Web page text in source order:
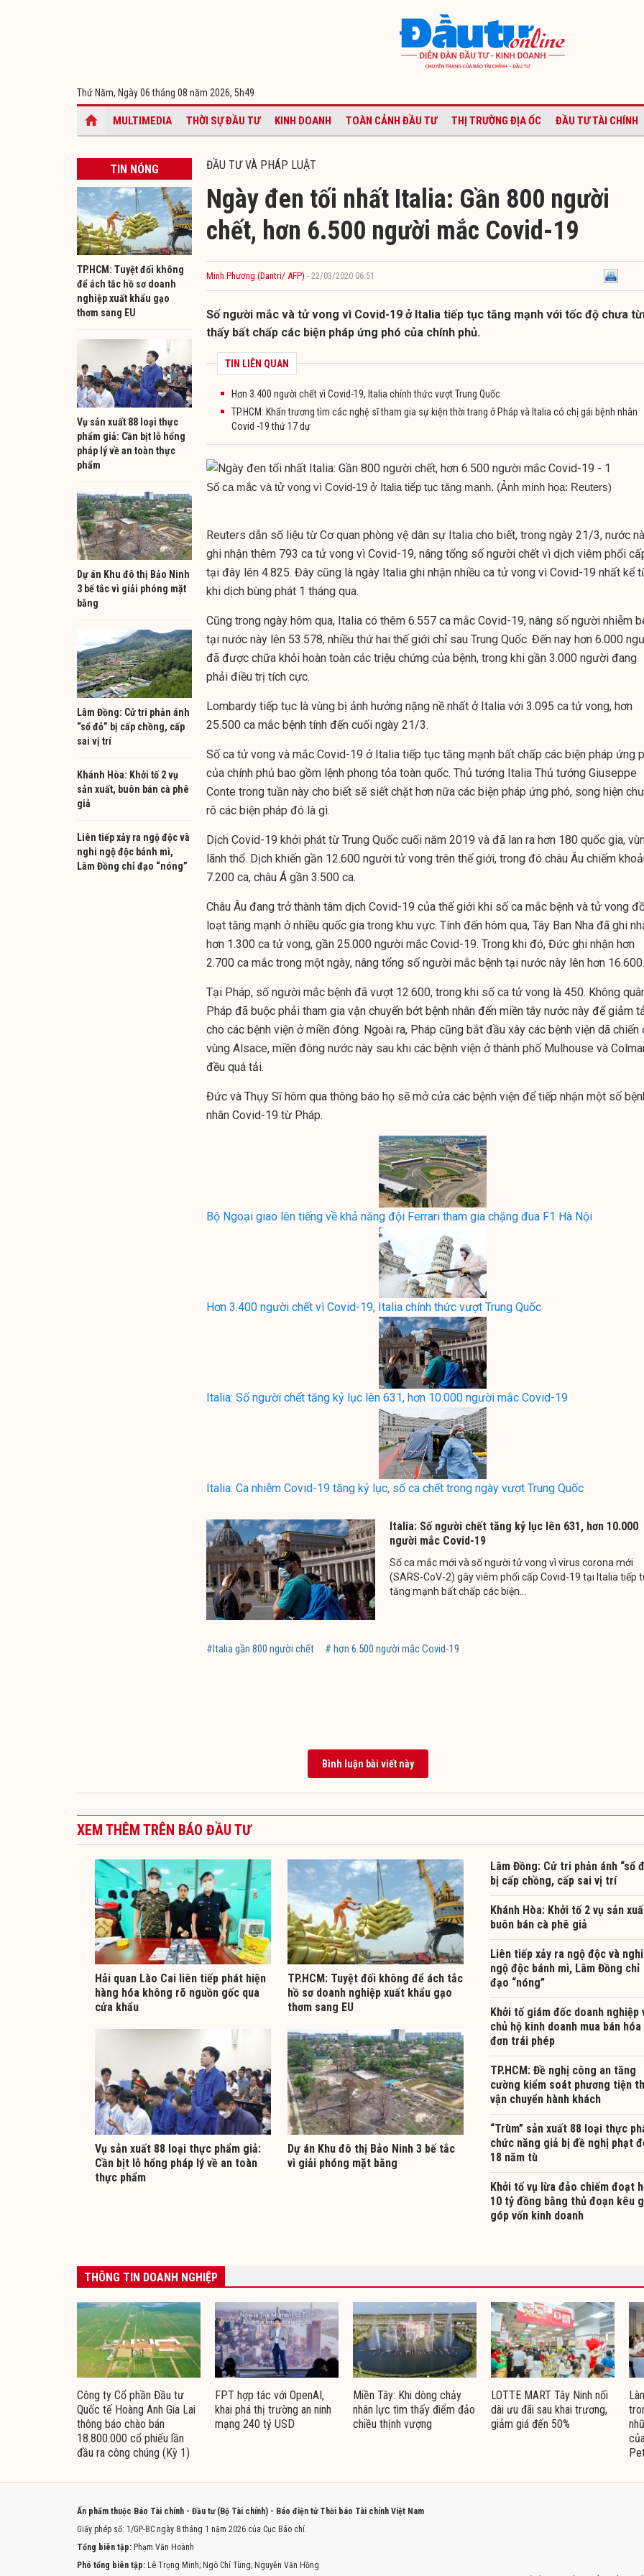
Thứ Năm, Ngày 06 tháng 08 năm 2026, 5h49
MULTIMEDIA THỜI SỰ ĐẦU TƯ KINH DOANH TOÀN CẢNH ĐẦU TƯ THỊ TRƯỜNG ĐỊA ỐC ĐẦU TƯ TÀI CHÍNH
TIN NÓNG
TP.HCM: Tuyệt đối không
để ách tắc hồ sơ doanh
nghiệp xuất khẩu gạo
thơm sang EU
Vụ sản xuất 88 loại thực
phẩm giả: Cần bịt lỗ hổng
pháp lý về an toàn thực
phẩm
Dự án Khu đô thị Bảo Ninh
3 bế tắc vì giải phóng mặt
bằng
Lâm Đồng: Cử tri phản ánh
“sổ đỏ” bị cấp chồng, cấp
sai vị trí
Khánh Hòa: Khởi tố 2 vụ
sản xuất, buôn bán cà phê
giả
Liên tiếp xảy ra ngộ độc và
nghi ngộ độc bánh mì,
Lâm Đồng chỉ đạo “nóng”
ĐẦU TƯ VÀ PHÁP LUẬT
Ngày đen tối nhất Italia: Gần 800 người
chết, hơn 6.500 người mắc Covid-19
Minh Phương (Dantri/ AFP) - 22/03/2020 06:51
Số người mắc và tử vong vì Covid-19 ở Italia tiếp tục tăng mạnh với tốc độ chưa
thấy bất chấp các biện pháp ứng phó của chính phủ.
TIN LIÊN QUAN
Hơn 3.400 người chết vì Covid-19, Italia chính thức vượt Trung Quốc
TP.HCM: Khẩn trương tìm các nghệ sĩ tham gia sự kiện thời trang ở Pháp và Italia có chị gái bệnh nhân
Covid -19 thứ 17 dự
Số ca mắc và tử vong vì Covid-19 ở Italia tiếp tục tăng mạnh. (Ảnh minh họa: Reuters)
Reuters dẫn số liệu từ Cơ quan phòng vệ dân sự Italia cho biết, trong ngày 21/3, nước
ghi nhận thêm 793 ca tử vong vì Covid-19, nâng tổng số người chết vì dịch viêm phổi
tại đây lên 4.825. Đây cũng là ngày Italia ghi nhận nhiều ca tử vong vì Covid-19 nhất kể
khi dịch bùng phát 1 tháng qua.
Cũng trong ngày hôm qua, Italia có thêm 6.557 ca mắc Covid-19, nâng số người nhiễm
tại nước này lên 53.578, nhiều thứ hai thế giới chỉ sau Trung Quốc. Đến nay hơn 6.000
đã được chữa khỏi hoàn toàn các triệu chứng của bệnh, trong khi gần 3.000 người đang
phải điều trị tích cực.
Lombardy tiếp tục là vùng bị ảnh hưởng nặng nề nhất ở Italia với 3.095 ca tử vong, hơn
25.500 ca mắc bệnh tính đến cuối ngày 21/3.
Số ca tử vong và mắc Covid-19 ở Italia tiếp tục tăng mạnh bất chấp các biện pháp ứng
của chính phủ bao gồm lệnh phong tỏa toàn quốc. Thủ tướng Italia Thủ tướng Giuseppe
Conte trong tuần này cho biết sẽ siết chặt hơn nữa các biện pháp ứng phó, song hiện
rõ các biện pháp đó là gì.
Dịch Covid-19 khởi phát từ Trung Quốc cuối năm 2019 và đã lan ra hơn 180 quốc gia,
lãnh thổ. Dịch khiến gần 12.600 người tử vong trên thế giới, trong đó châu Âu chiếm
7.200 ca, châu Á gần 3.500 ca.
Châu Âu đang trở thành tâm dịch Covid-19 của thế giới khi số ca mắc bệnh và tử vong
loạt tăng mạnh ở nhiều quốc gia trong khu vực. Tính đến hôm qua, Tây Ban Nha đã ghi
hơn 1.300 ca tử vong, gần 25.000 người mắc Covid-19. Trong khi đó, Đức ghi nhận hơn
2.700 ca mắc trong một ngày, nâng tổng số người mắc bệnh tại nước này lên hơn 16.600.
Tại Pháp, số người mắc bệnh đã vượt 12.600, trong khi số ca tử vong là 450. Không
Pháp đã buộc phải tham gia vận chuyển bớt bệnh nhân đến miền tây nước này để giảm
cho các bệnh viện ở miền đông. Ngoài ra, Pháp cũng bắt đầu xây các bệnh viện dã chiến
vùng Alsace, miền đông nước này sau khi các bệnh viện ở thành phố Mulhouse và
đều quá tải.
Đức và Thụy Sĩ hôm qua thông báo họ sẽ mở cửa các bệnh viện để tiếp nhận một số
nhân Covid-19 từ Pháp.
Bộ Ngoại giao lên tiếng về khả năng đội Ferrari tham gia chặng đua F1 Hà Nội
Hơn 3.400 người chết vì Covid-19, Italia chính thức vượt Trung Quốc
Italia: Số người chết tăng kỷ lục lên 631, hơn 10.000 người mắc Covid-19
Italia: Ca nhiễm Covid-19 tăng kỷ lục, số ca chết trong ngày vượt Trung Quốc
Italia: Số người chết tăng kỷ lục lên 631, hơn 10.000
người mắc Covid-19
Số ca mắc mới và số người tử vong vì virus corona mới
(SARS-CoV-2) gây viêm phổi cấp Covid-19 tại Italia tiếp
tăng mạnh bất chấp các biện...
#Italia gần 800 người chết # hơn 6.500 người mắc Covid-19
Bình luận bài viết này
XEM THÊM TRÊN BÁO ĐẦU TƯ
Hải quan Lào Cai liên tiếp phát hiện
hàng hóa không rõ nguồn gốc qua
cửa khẩu
TP.HCM: Tuyệt đối không để ách tắc
hồ sơ doanh nghiệp xuất khẩu gạo
thơm sang EU
Vụ sản xuất 88 loại thực phẩm giả:
Cần bịt lỗ hổng pháp lý về an toàn
thực phẩm
Dự án Khu đô thị Bảo Ninh 3 bế tắc
vì giải phóng mặt bằng
Lâm Đồng: Cử tri phản ánh “sổ
bị cấp chồng, cấp sai vị trí
Khánh Hòa: Khởi tố 2 vụ sản
buôn bán cà phê giả
Liên tiếp xảy ra ngộ độc và nghi
ngộ độc bánh mì, Lâm Đồng chỉ
đạo “nóng”
Khởi tố giám đốc doanh nghiệp
chủ hộ kinh doanh mua bán hóa
đơn trái phép
TP.HCM: Đề nghị công an tăng
cường kiểm soát phương tiện
vận chuyển hành khách
“Trùm” sản xuất 88 loại thực
chức năng giả bị đề nghị phạt
18 năm tù
Khởi tố vụ lừa đảo chiếm đoạt
10 tỷ đồng bằng thủ đoạn kêu
góp vốn kinh doanh
THÔNG TIN DOANH NGHIỆP
Công ty Cổ phần Đầu tư
Quốc tế Hoàng Anh Gia Lai
thông báo chào bán
18.800.000 cổ phiếu lần
đầu ra công chúng (Kỳ 1)
FPT hợp tác với OpenAI,
khai phá thị trường an ninh
mạng 240 tỷ USD
Miền Tây: Khi dòng chảy
nhân lực tìm thấy điểm đảo
chiều thịnh vượng
LOTTE MART Tây Ninh nối
dài ưu đãi sau khai trương,
giảm giá đến 50%
Ấn phẩm thuộc Báo Tài chính - Đầu tư (Bộ Tài chính) - Báo điện tử Thời báo Tài chính Việt Nam
Giấy phép số: 1/GP-BC ngày 8 tháng 1 năm 2026 của Cục Báo chí.
Tổng biên tập: Phạm Văn Hoành
Phó tổng biên tập: Lê Trọng Minh; Ngô Chí Tùng; Nguyễn Văn Hồng